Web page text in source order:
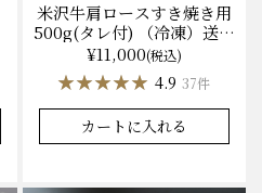
米沢牛肩ロースすき焼き用
500g(タレ付) （冷凍）送料
無料 化粧箱入
¥11,000(税込)
★★★★★
★★★★★ 4.9 37件
カートに入れる